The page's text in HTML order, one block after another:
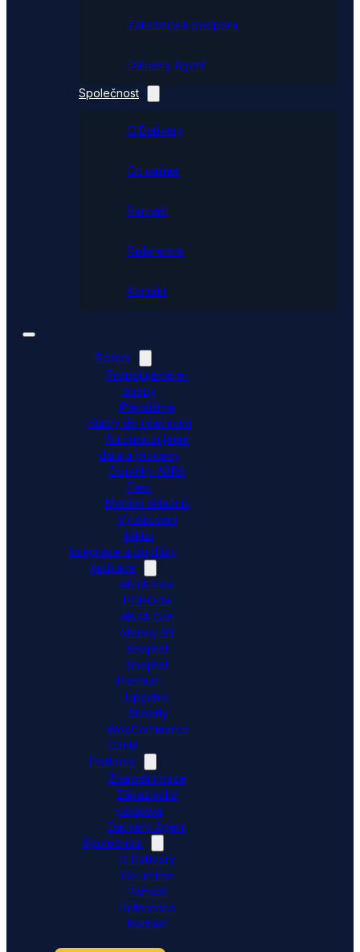
Zákaznická podpora
Dativery Agent
Společnost
O Dativery
Co umíme
Partneři
Reference
Kontakt
Řešení
Propojujeme e-
shopy
Přenášíme
platby do účetnictví
Automatizujeme
data a procesy
Doplňky ABRA
Flexi
Mobilní skladník
Vytěžování
faktur
Integrace a doplňky
Aplikace
ABRA Flexi
POHODA
ABRA Gen
Money S3
Shoptet
Shoptet
Premium
Upgates
Shopify
WooCommerce
Ceník
Podpora
Znalostní báze
Zákaznická
podpora
Dativery Agent
Společnost
O Dativery
Co umíme
Partneři
Reference
Kontakt